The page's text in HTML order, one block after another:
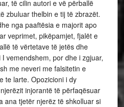
të cilin autori e vë përballë
zbuluar thelbin e tij të zbrazët.
nga paaftësia e majorit apo
veprimet, pikëpamjet, fjalët e
të vërtetave të jetës dhe
vemendshem, por dhe i zgjuar,
me neveri me falsitetin e
te larte. Opozicioni i dy
injorantë të përfaqësuar
ana tjetër njerëz të shkolluar si